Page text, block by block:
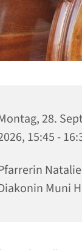
28.
15:45 -
Muni